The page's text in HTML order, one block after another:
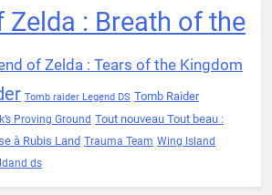
Zelda : Breath of the
of Zelda : Tears of the Kingdom
Tomb raider Legend DS Tomb Raider
Proving Ground Tout nouveau Tout beau :
à Rubis Land Trauma Team Wing Island
ds